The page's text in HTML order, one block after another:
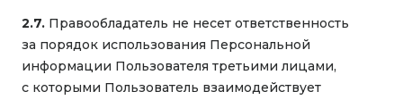
2.7. Правообладатель не несет ответственность
за порядок использования Персональной
информации Пользователя третьими лицами,
с которыми Пользователь взаимодействует